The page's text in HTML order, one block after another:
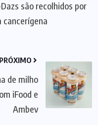
são recolhidos por
PRÓXIMO
de milho
iFood e
Ambev